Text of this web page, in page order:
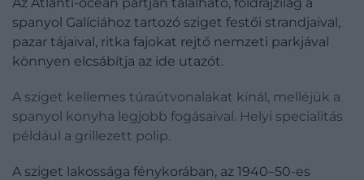
spanyol Galíciához tartozó sziget festői strandjaival,
pazar tájaival, ritka fajokat rejtő nemzeti parkjával
könnyen elcsábítja az ide utazót.
A sziget kellemes túraútvonalakat kínál, melléjük a
spanyol konyha legjobb fogásaival. Helyi specialitás
például a grillezett polip.
A sziget lakossága fénykorában, az 1940–50-es